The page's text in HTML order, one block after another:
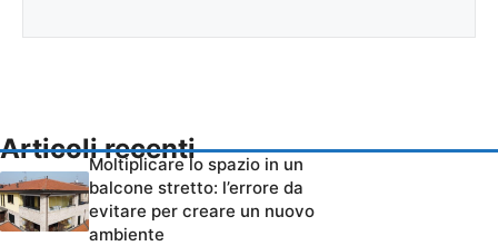
Articoli recenti
Moltiplicare lo spazio in un
balcone stretto: l’errore da
evitare per creare un nuovo
ambiente